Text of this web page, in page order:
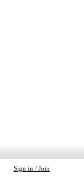
Sign in / Join